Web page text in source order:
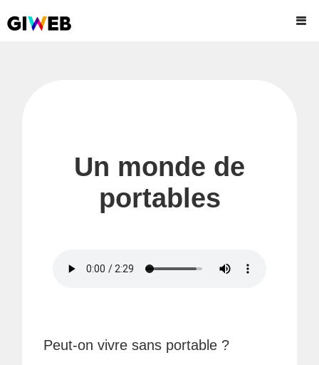
Un monde de
portables
Peut-on vivre sans portable ?